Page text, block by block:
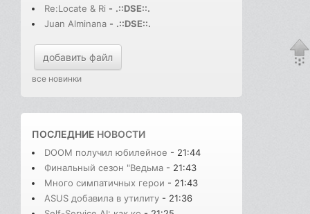
Re:Locate & Ri - .::DSE::.
Juan Alminana - .::DSE::.
добавить файл
все новинки
ПОСЛЕДНИЕ НОВОСТИ
DOOM получил юбилейное - 21:44
Финальный сезон "Ведьма - 21:43
Много симпатичных герои - 21:43
ASUS добавила в утилиту - 21:36